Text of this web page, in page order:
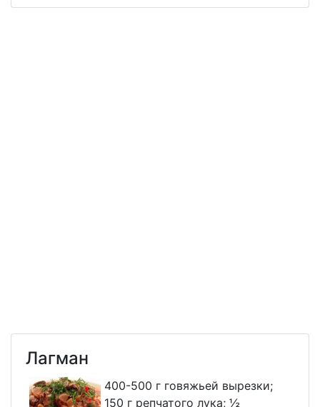
Лагман
400-500 г говяжьей вырезки;
150 г репчатого лука; ½